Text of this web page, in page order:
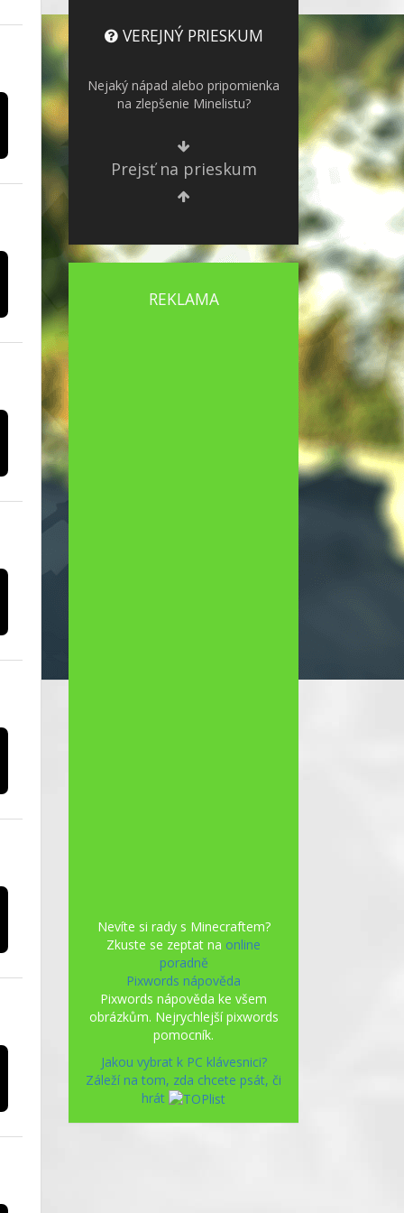
VEREJNÝ PRIESKUM
Nejaký nápad alebo pripomienka
na zlepšenie Minelistu?
Prejsť na prieskum
REKLAMA
Nevíte si rady s Minecraftem?
Zkuste se zeptat na online
poradně
Pixwords nápověda
Pixwords nápověda ke všem
obrázkům. Nejrychlejší pixwords
pomocník.
Jakou vybrat k PC klávesnici?
Záleží na tom, zda chcete psát, či
hrát